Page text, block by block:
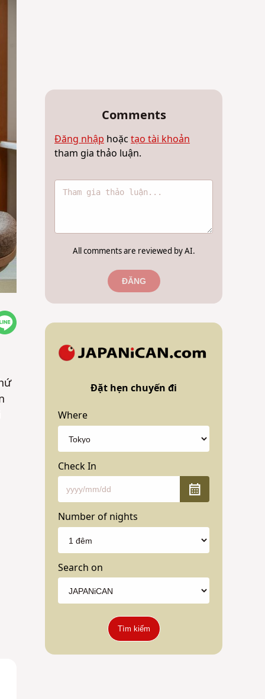
Comments
Đăng nhập hoặc tạo tài khoản
tham gia thảo luận.
All comments are reviewed by AI.
ĐĂNG
Đặt hẹn chuyến đi
Where
Check In
Number of nights
Search on
Tìm kiếm